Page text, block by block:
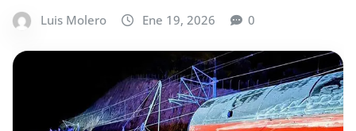
Luis Molero Ene 19, 2026 0